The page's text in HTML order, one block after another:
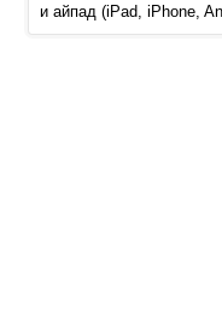
и айпад (iPad, iPhone,